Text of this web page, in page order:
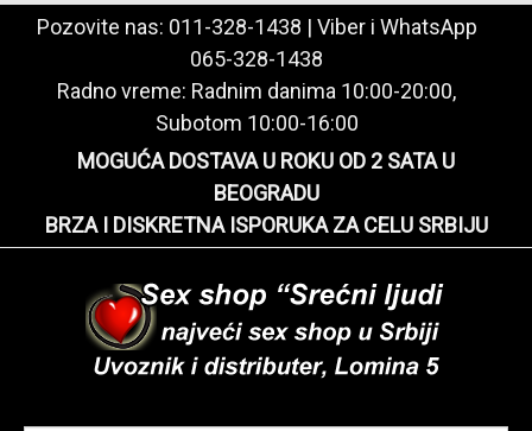
Pozovite nas: 011-328-1438 | Viber i WhatsApp
065-328-1438
Radno vreme: Radnim danima 10:00-20:00,
Subotom 10:00-16:00
MOGUĆA DOSTAVA U ROKU OD 2 SATA U
BEOGRADU
BRZA I DISKRETNA ISPORUKA ZA CELU SRBIJU